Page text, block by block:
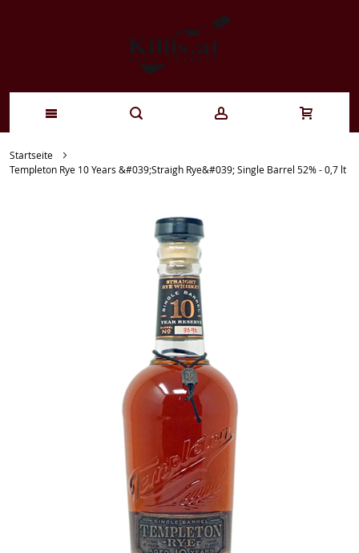
Zum
Startseite
Templeton Rye 10 Years &#039;Straigh Rye&#039; Single Barrel 52% - 0,7 lt